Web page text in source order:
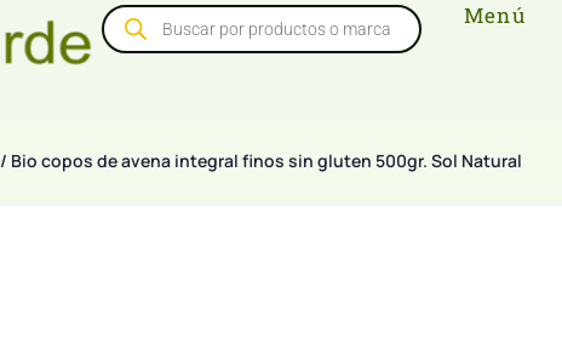
Menú
/ Bio copos de avena integral finos sin gluten 500gr. Sol Natural